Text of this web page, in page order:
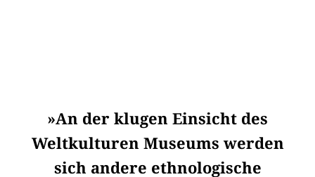
»An der klugen Einsicht des
Weltkulturen Museums werden
sich andere ethnologische